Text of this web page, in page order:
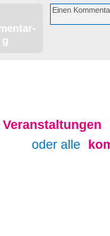
Veranstaltungen
oder alle